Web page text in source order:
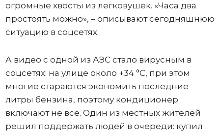
огромные хвосты из легковушек. «Часа два
простоять можно», – описывают сегодняшнюю
ситуацию в соцсетях.
А видео с одной из АЗС стало вирусным в
соцсетях: на улице около +34 °C, при этом
многие стараются экономить последние
литры бензина, поэтому кондиционер
включают не все. Один из местных жителей
решил поддержать людей в очереди: купил